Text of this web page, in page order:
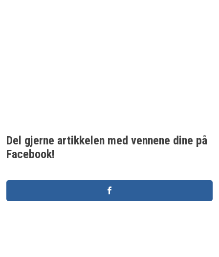
Del gjerne artikkelen med vennene dine på
Facebook!